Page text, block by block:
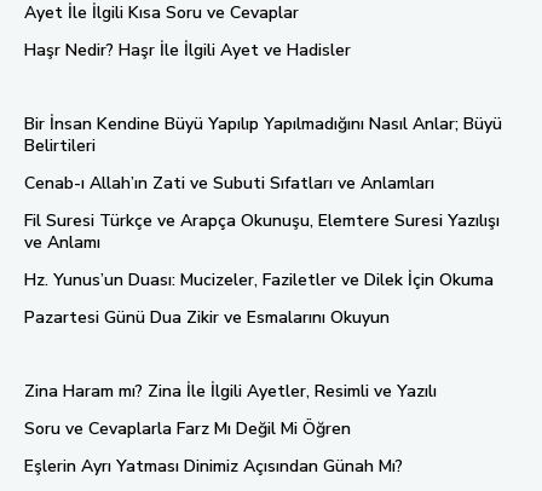
Ayet İle İlgili Kısa Soru ve Cevaplar
Haşr Nedir? Haşr İle İlgili Ayet ve Hadisler
Bir İnsan Kendine Büyü Yapılıp Yapılmadığını Nasıl Anlar; Büyü
Belirtileri
Cenab-ı Allah’ın Zati ve Subuti Sıfatları ve Anlamları
Fil Suresi Türkçe ve Arapça Okunuşu, Elemtere Suresi Yazılışı
ve Anlamı
Hz. Yunus’un Duası: Mucizeler, Faziletler ve Dilek İçin Okuma
Pazartesi Günü Dua Zikir ve Esmalarını Okuyun
Zina Haram mı? Zina İle İlgili Ayetler, Resimli ve Yazılı
Soru ve Cevaplarla Farz Mı Değil Mi Öğren
Eşlerin Ayrı Yatması Dinimiz Açısından Günah Mı?